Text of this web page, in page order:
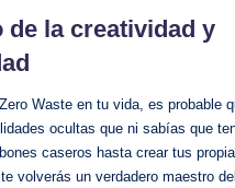
de la creatividad y
Waste en tu vida, es probable
ocultas que ni sabías que
caseros hasta crear tus
volverás un verdadero maestro del